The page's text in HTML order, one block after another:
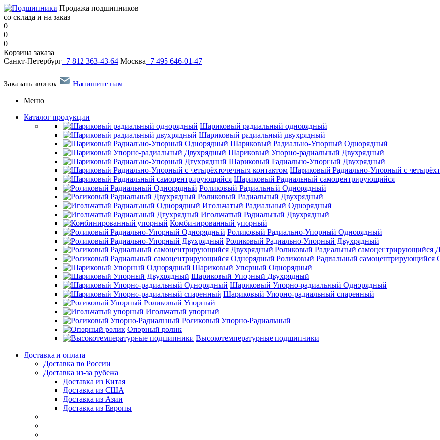
Продажа подшипников
со склада и на заказ
0
0
0
Корзина заказа
Санкт-Петербург+7 812 363-43-64 Москва+7 495 646-01-47
Заказать звонок
Напишите нам
Меню
Каталог продукции
Шариковый радиальный однорядный
Шариковый радиальный двухрядный
Шариковый Радиально-Упорный Однорядный
Шариковый Упорно-радиальный Двухрядный
Шариковый Радиально-Упорный Двухрядный
Шариковый Радиально-Упорный с
Шариковый Радиальный самоцентрирующийся
Роликовый Радиальный Однорядный
Роликовый Радиальный Двухрядный
Игольчатый Радиальный Однорядный
Игольчатый Радиальный Двухрядный
Комбинированный упорный
Роликовый Радиально-Упорный Однорядный
Роликовый Радиально-Упорный Двухрядный
Роликовый Радиальный самоцентрирующийся
Роликовый Радиальный самоцентрирующийся
Шариковый Упорный Однорядный
Шариковый Упорный Двухрядный
Шариковый Упорно-радиальный Однорядный
Шариковый Упорно-радиальный спаренный
Роликовый Упорный
Игольчатый упорный
Роликовый Упорно-Радиальный
Опорный ролик
Высокотемпературные подшипники
Доставка и оплата
Доставка по России
Доставка из-за рубежа
Доставка из Китая
Доставка из США
Доставка из Азии
Доставка из Европы